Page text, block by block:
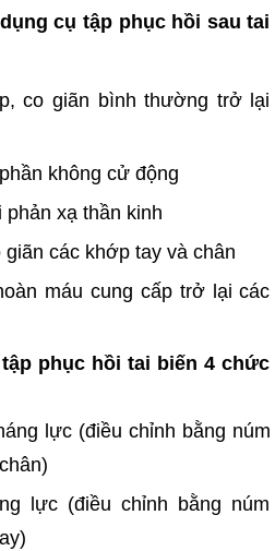
cụ tập phục hồi sau tai
co giãn bình thường trở lại
không cử động
phản xạ thần kinh
các khớp tay và chân
máu cung cấp trở lại các
tập phục hồi tai biến 4 chức
lực (điều chỉnh bằng núm
lực (điều chỉnh bằng núm